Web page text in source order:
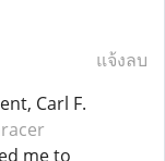
แจ้งลบ
Carl F.
me to